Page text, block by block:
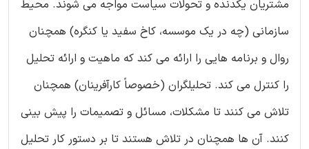
مشتریان یکدنده و تحولات سیاست مواجه می شوند. محیط
سازمانی (چه در یک موسسه، کاخ سفید یا کنگره) همچنان
روال و برنامه هایی را ارائه می کند که ماهیت و ارائه تحلیل
را کنترل می کند. تحلیلگران (خصوصاً کارآفرینان) همچنان
تلاش می کنند تا مشکلات، مسائل و تصمیمات را پیش بینی
کنند. آن ها همچنان در تلاش هستند تا بر دستور کار تحلیل